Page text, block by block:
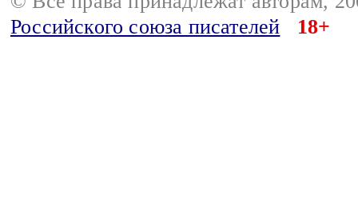
Российского союза писателей
18+